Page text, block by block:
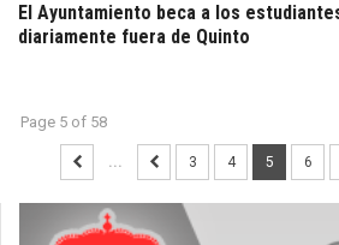
El Ayuntamiento beca a los
diariamente fuera de Quinto
Page 5 of 58
... 3 4 5 6